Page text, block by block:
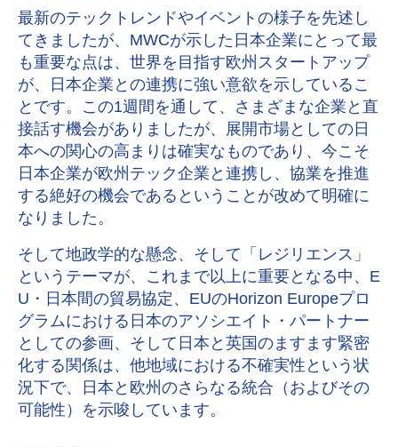
最新のテックトレンドやイベントの様子を先述し
てきましたが、 MWCが示した日本企業にとって最
も重要な点は、世界を目指す欧州スタートアップ
が、日本企業との連携に強い意欲を示しているこ
とです。この1週間を通して、さまざまな企業と直
接話す機会がありましたが、展開市場としての日
本への関心の高まりは確実なものであり、今こそ
日本企業が欧州テック企業と連携し、協業を推進
する絶好の機会であるということが改めて明確に
なりました。
そして地政学的な懸念、そして「レジリエンス」
というテーマが、これまで以上に重要となる中、 E
U ・日本間の貿易協定、 EUのHorizon Europeプロ
グラムにおける日本のアソシエイト・パートナー
としての参画、そして日本と英国のますます緊密
化する関係は、他地域における不確実性という状
況下で、日本と欧州のさらなる統合（およびその
可能性）を示唆しています。